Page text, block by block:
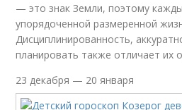
— это знак Земли, поэтому
упорядоченной размеренной
Дисциплинированность,
планировать также отличает их
23 декабря — 20 января